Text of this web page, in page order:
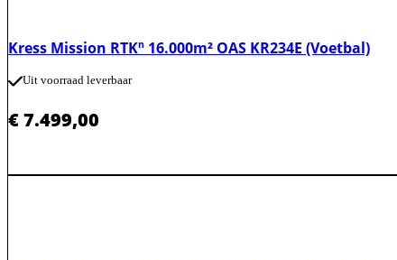
Kress Mission RTKⁿ 16.000m² OAS KR234E (Voetbal)
Uit voorraad leverbaar
€7.499,00